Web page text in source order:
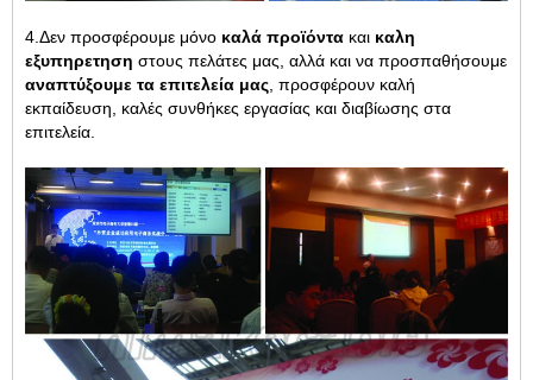
4.Δεν προσφέρουμε μόνο καλά προϊόντα και καλη
εξυπηρετηση στους πελάτες μας, αλλά και να προσπαθήσουμε
αναπτύξουμε τα επιτελεία μας , προσφέρουν καλή
εκπαίδευση, καλές συνθήκες εργασίας και διαβίωσης στα
επιτελεία.